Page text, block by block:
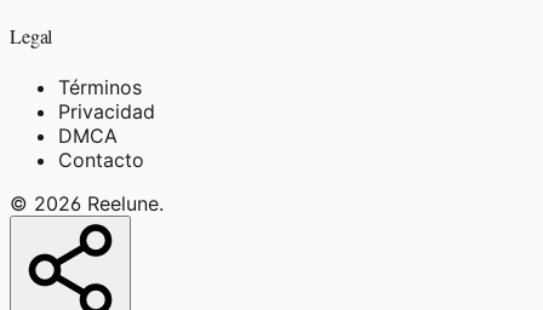
Legal
Términos
Privacidad
DMCA
Contacto
© 2026 Reelune.